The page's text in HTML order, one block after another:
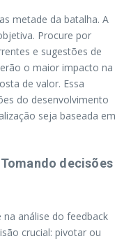
metade da batalha. A
Procure por
e sugestões de
o maior impacto na
de valor. Essa
do desenvolvimento
seja baseada em
decisões
análise do feedback
crucial: pivotar ou